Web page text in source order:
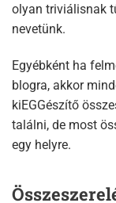
olyan triviálisnak
nevetünk.
Egyébként ha
blogra, akkor
kiEGGészítő
találni, de most
egy helyre.